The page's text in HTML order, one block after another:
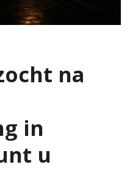
na
in
u